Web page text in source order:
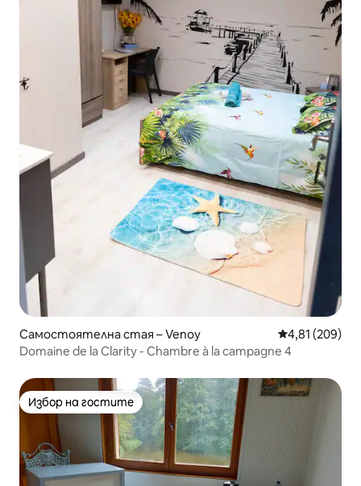
Самостоятелна стая – Venoy Средна
4,81 (209)
Domaine de la Clarity - Chambre à la campagne 4
Избор на гостите
Избор на гостите